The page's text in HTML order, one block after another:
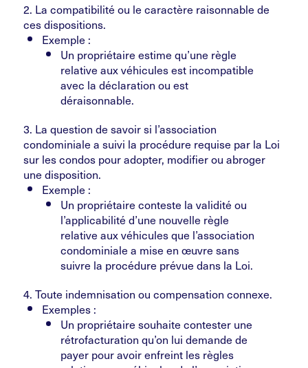
2. La compatibilité ou le caractère raisonnable de
ces dispositions.
Exemple :
Un propriétaire estime qu’une règle
relative aux véhicules est incompatible
avec la déclaration ou est
déraisonnable.
3. La question de savoir si l’association
condominiale a suivi la procédure requise par la Loi
sur les condos pour adopter, modifier ou abroger
une disposition.
Exemple :
Un propriétaire conteste la validité ou
l’applicabilité d’une nouvelle règle
relative aux véhicules que l’association
condominiale a mise en œuvre sans
suivre la procédure prévue dans la Loi.
4. Toute indemnisation ou compensation connexe.
Exemples :
Un propriétaire souhaite contester une
rétrofacturation qu’on lui demande de
payer pour avoir enfreint les règles